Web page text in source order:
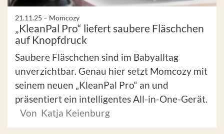
21.11.25 – Momcozy
„KleanPal Pro“ liefert saubere Fläschchen
auf Knopfdruck
Saubere Fläschchen sind im Babyalltag
unverzichtbar. Genau hier setzt Momcozy mit
seinem neuen „KleanPal Pro“ an und
präsentiert ein intelligentes All-in-One-Gerät.
Von Katja Keienburg